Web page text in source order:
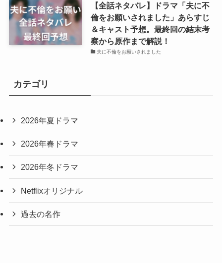
【全話ネタバレ】ドラマ「夫に不
倫をお願いされました」あらすじ
＆キャスト予想。最終回の結末考
察から原作まで解説！
夫に不倫をお願いされました
カテゴリ
2026年夏ドラマ
2026年春ドラマ
2026年冬ドラマ
Netflixオリジナル
過去の名作